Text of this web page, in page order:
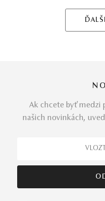
Ak chcete byť medzi
našich novinkách,